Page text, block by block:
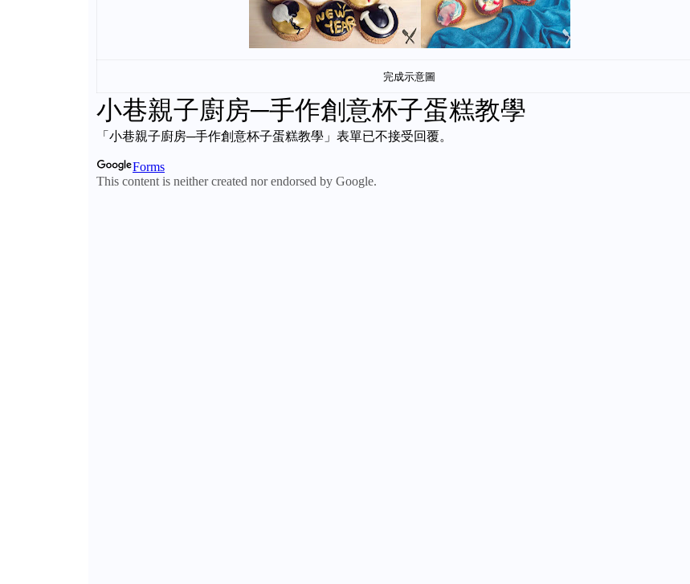
完成示意圖